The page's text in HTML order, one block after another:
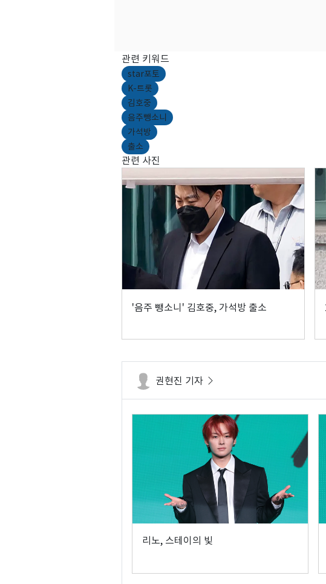
관련 키워드
star포토
K-트롯
김호중
음주뺑소니
가석방
출소
관련 사진
'음주 뺑소니' 김호중, 가석방 출소
권현진 기자
리노, 스테이의 빛